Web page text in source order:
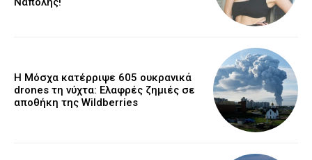
Η Μόσχα κατέρριψε 605 ουκρανικά
drones τη νύχτα: Ελαφρές ζημιές σε
αποθήκη της Wildberries